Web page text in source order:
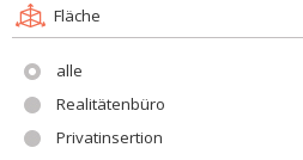
Fläche
alle
Realitätenbüro
Privatinsertion